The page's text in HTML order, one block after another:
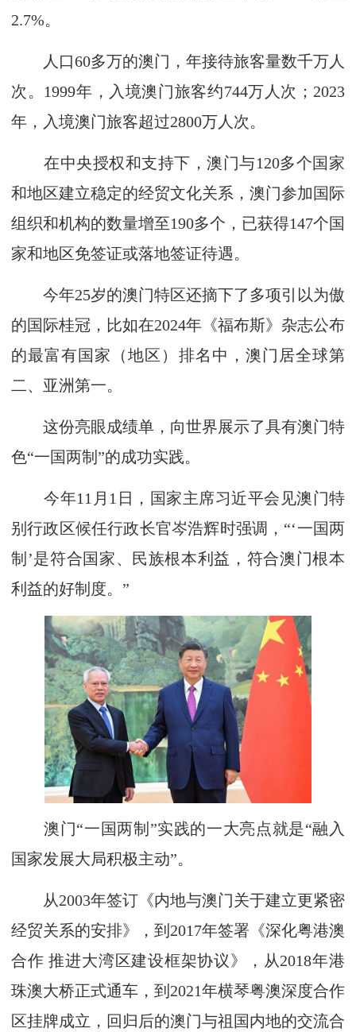
2.7%。
人口60多万的澳门，年接待旅客量数千万人
次。1999年，入境澳门旅客约744万人次；2023
年，入境澳门旅客超过2800万人次。
在中央授权和支持下，澳门与120多个国家
和地区建立稳定的经贸文化关系，澳门参加国际
组织和机构的数量增至190多个，已获得147个国
家和地区免签证或落地签证待遇。
今年25岁的澳门特区还摘下了多项引以为傲
的国际桂冠，比如在2024年《福布斯》杂志公布
的最富有国家（地区）排名中，澳门居全球第
二、亚洲第一。
这份亮眼成绩单，向世界展示了具有澳门特
色“一国两制”的成功实践。
今年11月1日，国家主席习近平会见澳门特
别行政区候任行政长官岑浩辉时强调，“‘一国两
制’是符合国家、民族根本利益，符合澳门根本
利益的好制度。”
澳门“一国两制”实践的一大亮点就是“融入
国家发展大局积极主动”。
从2003年签订《内地与澳门关于建立更紧密
经贸关系的安排》，到2017年签署《深化粤港澳
合作 推进大湾区建设框架协议》，从2018年港
珠澳大桥正式通车，到2021年横琴粤澳深度合作
区挂牌成立，回归后的澳门与祖国内地的交流合